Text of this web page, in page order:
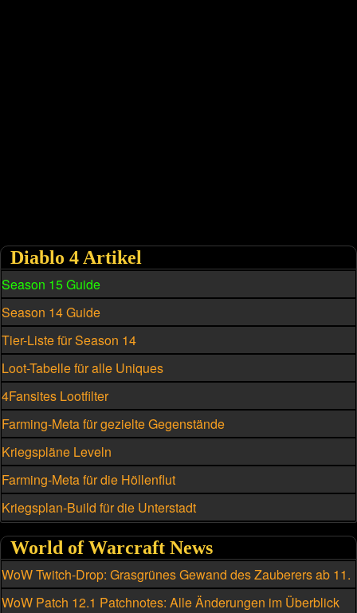
Diablo 4 Artikel
Season 15 Guide
Season 14 Guide
Tier-Liste für Season 14
Loot-Tabelle für alle Uniques
4Fansites Lootfilter
Farming-Meta für gezielte Gegenstände
Kriegspläne Leveln
Farming-Meta für die Höllenflut
Kriegsplan-Build für die Unterstadt
World of Warcraft News
WoW Twitch-Drop: Grasgrünes Gewand des Zauberers ab 11.
August
WoW Patch 12.1 Patchnotes: Alle Änderungen im Überblick